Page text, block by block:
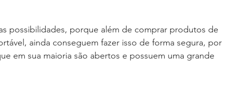
possibilidades, porque além de comprar produtos de
ainda conseguem fazer isso de forma segura, por
em sua maioria são abertos e possuem uma grande